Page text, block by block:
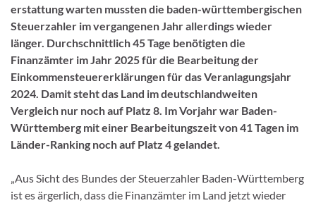
erstattung warten mussten die baden-württembergi­schen
Steuerzahler im vergangenen Jahr allerdings wieder
länger. Durchschnittlich 45 Tage benötigten die
Finanzämter im Jahr 2025 für die Bearbeitung der
Einkommensteuererklä­rungen für das Veranlagungsjahr
2024. Damit steht das Land im deutschlandweiten
Vergleich nur noch auf Platz 8. Im Vorjahr war Baden-
Württemberg mit einer Bearbeitungszeit von 41 Tagen im
Länder-Ranking noch auf Platz 4 gelandet.
„Aus Sicht des Bundes der Steuerzahler Baden-Württemberg
ist es ärgerlich, dass die Finanzämter im Land jetzt wieder